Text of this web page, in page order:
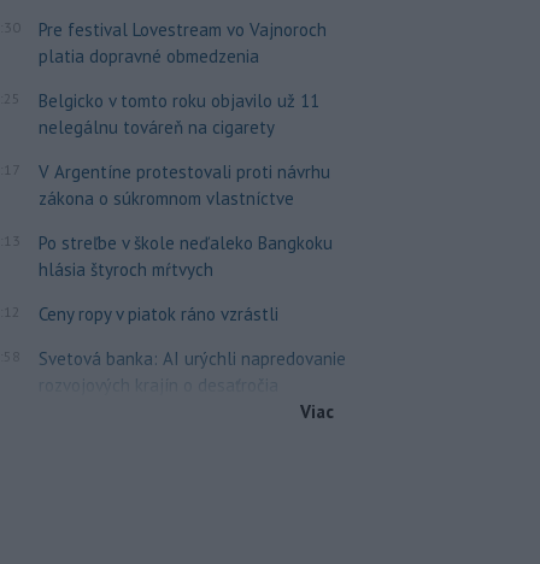
Pre festival Lovestream vo Vajnoroch
platia dopravné obmedzenia
Belgicko v tomto roku objavilo už 11
nelegálnu továreň na cigarety
V Argentíne protestovali proti návrhu
zákona o súkromnom vlastníctve
Po streľbe v škole neďaleko Bangkoku
hlásia štyroch mŕtvych
Ceny ropy v piatok ráno vzrástli
Svetová banka: AI urýchli napredovanie
rozvojových krajín o desaťročia
Viac